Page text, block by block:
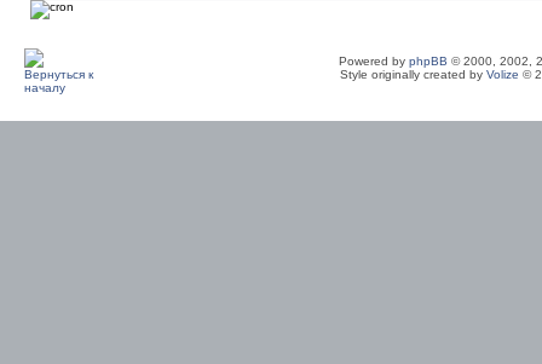
Powered by phpBB © 2000, 2002,
Style originally created by Volize ©